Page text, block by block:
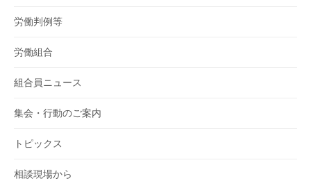
労働判例等
労働組合
組合員ニュース
集会・行動のご案内
トピックス
相談現場から